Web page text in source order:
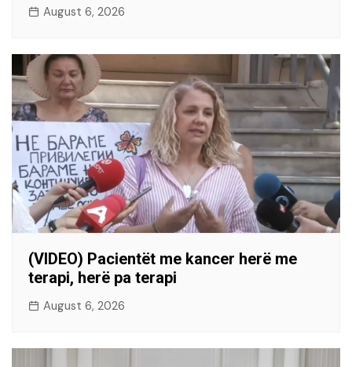
August 6, 2026
(VIDEO) Pacientët me kancer herë me
terapi, herë pa terapi
August 6, 2026